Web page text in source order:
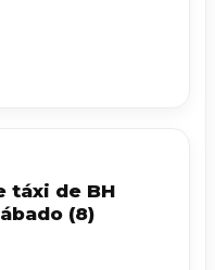
táxi de BH
(8)